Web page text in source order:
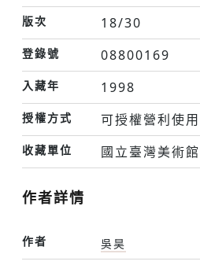
版次 18/30
登錄號 08800169
入藏年 1998
授權方式 可授權營利使用
收藏單位 國立臺灣美術館
作者詳情
作者 吳昊